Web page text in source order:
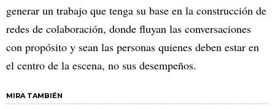
generar un trabajo que tenga su base en la construcción de
redes de colaboración, donde fluyan las conversaciones
con propósito y sean las personas quienes deben estar en
el centro de la escena, no sus desempeños.
MIRA TAMBIÉN